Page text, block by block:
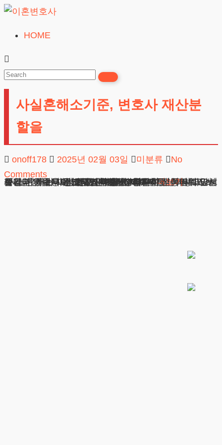
Skip
content
혼
변
호
HOME
사실혼해소기준, 변호사 재산분
할을
onoff178 2025년 02월 03일 미분류
No
Comments
사실혼해소기준, 변호사 재산분할을 안녕하세요, 변호사님. 저는 10년 동안 혼인신고 없이 동거하며 아이 둘을 키웠습니다. 최근 관계를 정리하려고 하는데 앞서 설명하신 내용이 조금 어려워서 더 자세히 여쭤보고 싶습니다. 특히 재산분할 관련해서 궁금한 점이 많아요. 제가 전업주부로 지내면서 남편의 회사더보기
상호 : 법무법인 테헤란
사업자 : 589-86-01340
대표자 : 이수학
주소 : 서울시 강남구 테헤란로 420, KT선릉타워West 9층
광고책임변호사 : 이수학